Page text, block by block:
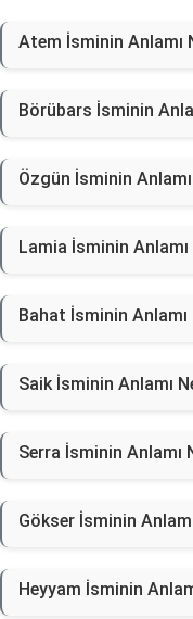
Atem İsminin Anlamı
Börübars İsminin
Özgün İsminin
Lamia İsminin Anlamı
Bahat İsminin Anlamı
Saik İsminin Anlamı
Serra İsminin Anlamı
Gökser İsminin
Heyyam İsminin